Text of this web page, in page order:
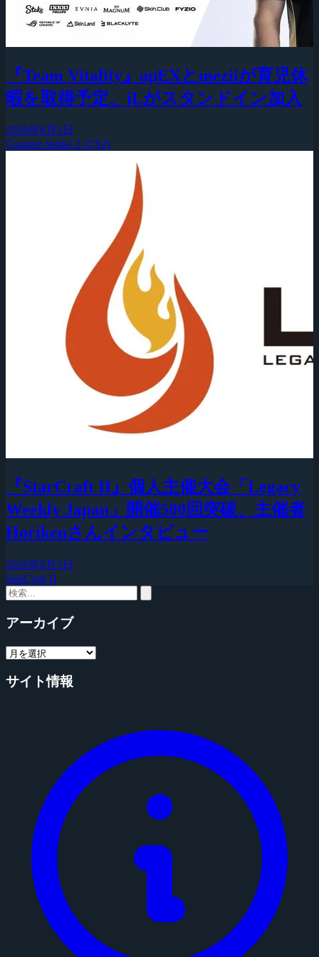
『Team Vitality』apEXとmeziiが育児休
暇を取得予定、jLがスタンドイン加入
2026年8月5日
Counter-Strike 2 (CS2)
『StarCraft II』個人主催大会「Legacy
Weekly Japan」開催500回突破、主催者
Horikenさんインタビュー
2026年8月5日
StarCraft II
アーカイブ
サイト情報